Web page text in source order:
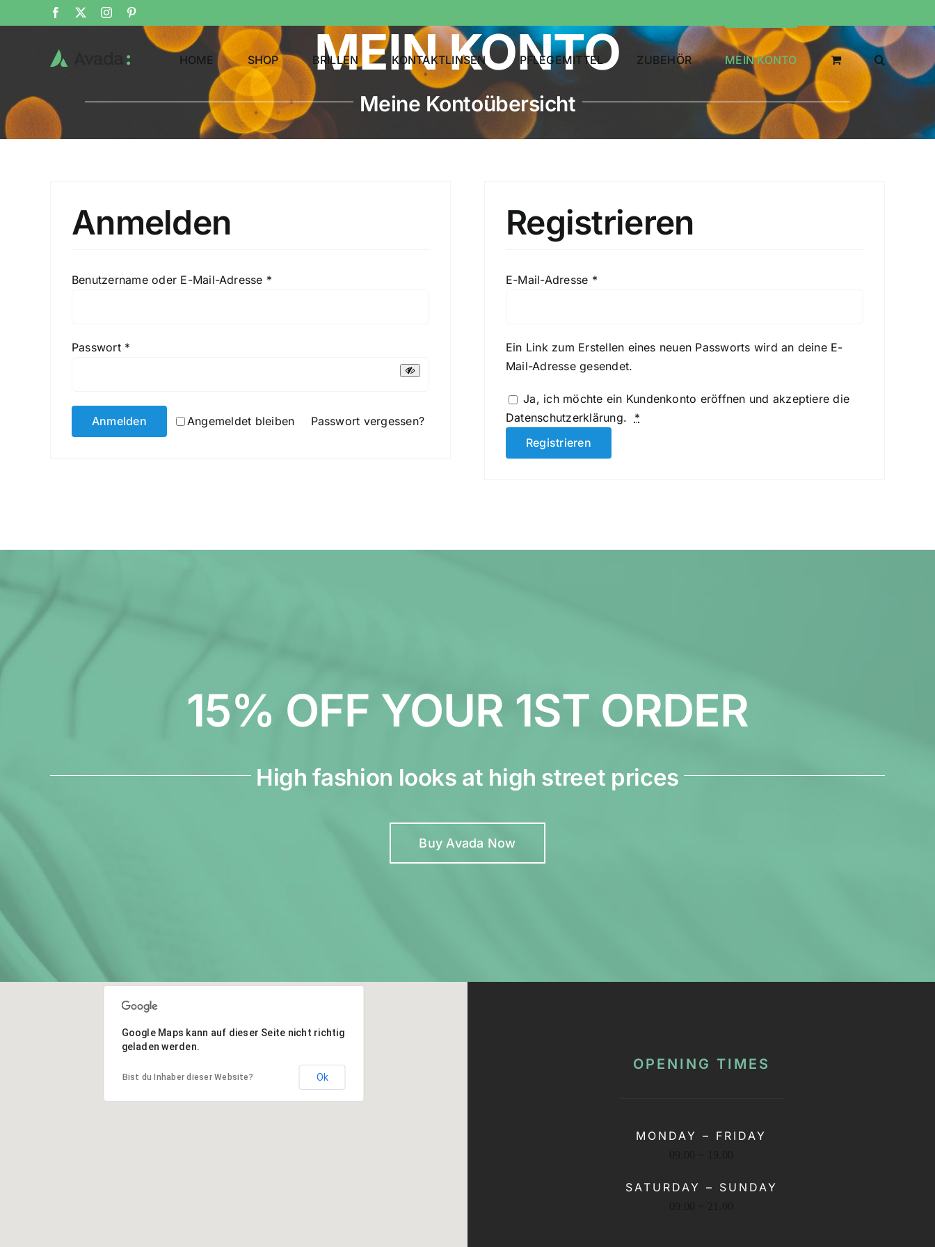
Inhalt
Facebook Instagram
HOME SHOP BRILLEN KONTAKTLINSEN PFLEGEMITTEL ZUBEHÖR MEIN KONTO
MEIN KONTO
Meine Kontoübersicht
Anmelden
Benutzername oder E-Mail-Adresse *
Passwort *
Angemeldet bleiben
Anmelden Passwort vergessen?
Registrieren
E-Mail-Adresse *Erforderlich
Ein Link zum Erstellen eines neuen Passworts wird an deine E-
Mail-Adresse gesendet.
Ja, ich möchte ein Kundenkonto eröffnen und akzeptiere die
Datenschutzerklärung.
*
Registrieren
15% OFF YOUR 1ST ORDER
High fashion looks at high street prices
Buy Avada Now
Google Maps kann auf dieser Seite nicht richtig
geladen werden.
Bist du Inhaber dieser Website? Ok
OPENING TIMES
MONDAY – FRIDAY
SATURDAY – SUNDAY